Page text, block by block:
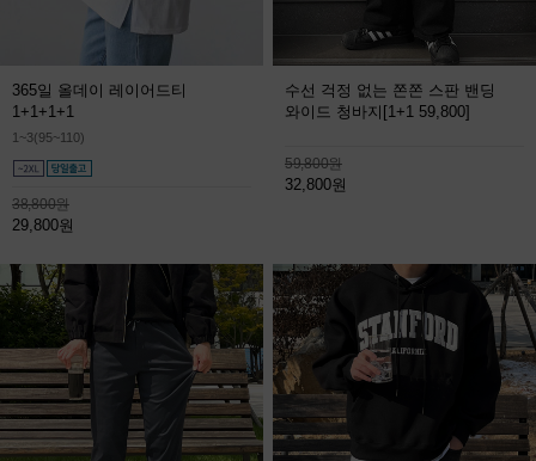
365일 올데이 레이어드티
1+1+1+1
1~3(95~110)
38,800원
29,800원
수선 걱정 없는 쫀쫀 스판 밴딩
와이드 청바지 [1+1 59,800]
59,800원
32,800원